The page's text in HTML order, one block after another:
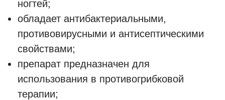
ногтей;
обладает антибактериальными,
противовирусными и антисептическими
свойствами;
препарат предназначен для
использования в противогрибковой
терапии;